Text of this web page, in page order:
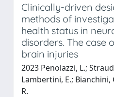
Clinically-driven
methods of
health status in
disorders. The case
brain injuries
2023 Penolazzi, L.;
Lambertini, E.; Bianchini,
R.